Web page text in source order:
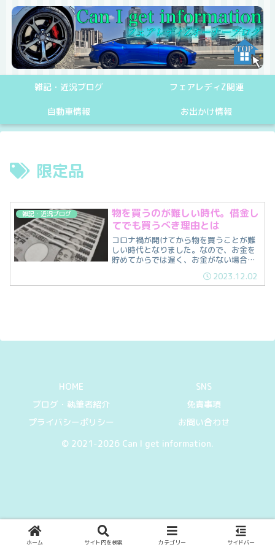
雑記・近況ブログ フェアレディZ関連
自動車情報 お出かけ情報
限定品
雑記・近況ブログ
物を買うのが難しい時代。借金し
てでも買うべき理由とは
コロナ禍が開けてから物を買うことが難
しい時代となりました。なので、お金を
貯めてからでは遅く、お金がない場合
があります。だが、日本では「借金＝
悪」という風潮があり、金利も発生する
2023.12.02
HOME
SNS
ブログ・執筆者紹介
免責事項
プライバシーポリシー
お問い合わせ
© 2021-2026 Can I get information.
ホーム サイト内を検索 カテゴリー サイドバー